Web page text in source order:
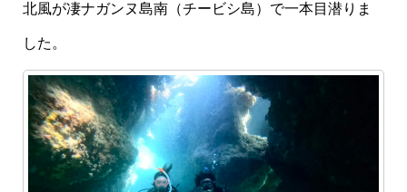
北風が凄ナガンヌ島南（チービシ島）で一本目潜りま
した。